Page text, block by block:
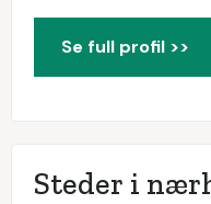
Se full profil >>
Steder i